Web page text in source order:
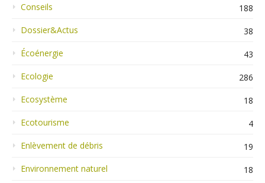
Conseils
188
Dossier&Actus
38
Écoénergie
43
Ecologie
286
Ecosystème
18
Ecotourisme
4
Enlèvement de débris
19
Environnement naturel
18